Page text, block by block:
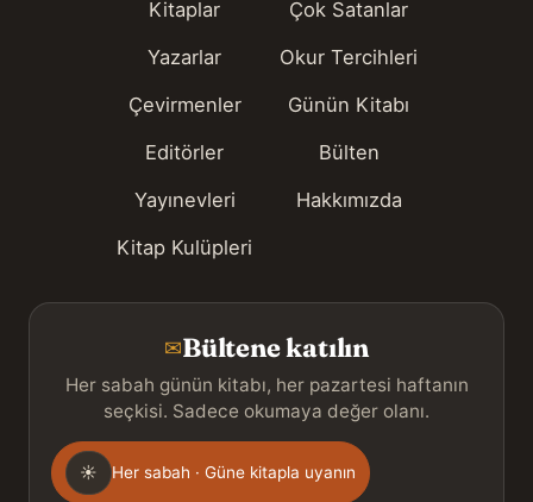
Kitaplar
Yazarlar
Çevirmenler
Editörler
Yayınevleri
Kitap Kulüpleri
Çok Satanlar
Okur Tercihleri
Günün Kitabı
Bülten
Hakkımızda
✉Bültene katılın
Her sabah günün kitabı, her pazartesi haftanın
seçkisi. Sadece okumaya değer olanı.
Gönderim
sıklığı
☀ Her sabah · Güne kitapla uyanın